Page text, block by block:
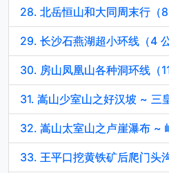
28. 北岳恒山和大同周末行（
29. 长沙石燕湖超小环线（4
30. 房山凤凰山各种洞环线（